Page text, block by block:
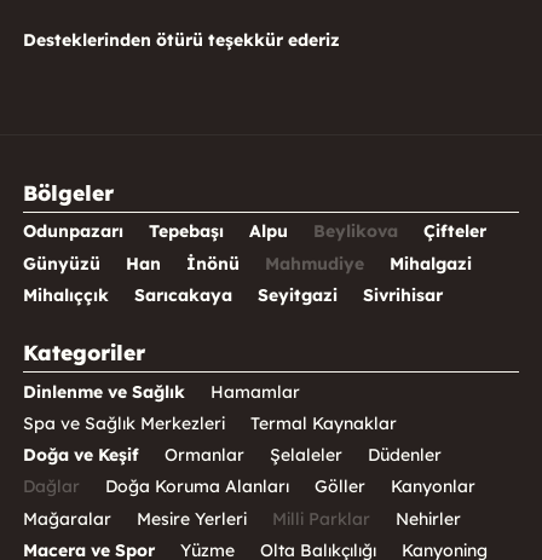
Desteklerinden ötürü teşekkür ederiz
Bölgeler
Odunpazarı Tepebaşı Alpu Beylikova
Çifteler
Günyüzü
Han İnönü Mahmudiye
Mihalgazi
Mihalıççık
Sarıcakaya Seyitgazi Sivrihisar
Kategoriler
Dinlenme ve Sağlık
Hamamlar
Spa ve Sağlık Merkezleri
Termal Kaynaklar
Doğa ve Keşif
Ormanlar Şelaleler
Düdenler
Dağlar
Doğa Koruma Alanları Göller
Kanyonlar
Mağaralar
Mesire Yerleri Milli Parklar
Nehirler
Macera ve Spor
Yüzme Olta Balıkçılığı
Kanyoning